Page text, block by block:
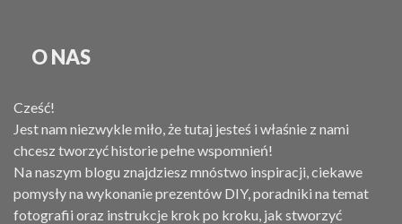
O NAS
Cześć!
Jest nam niezwykle miło, że tutaj jesteś i właśnie z nami
chcesz tworzyć historie pełne wspomnień!
Na naszym blogu znajdziesz mnóstwo inspiracji, ciekawe
pomysły na wykonanie prezentów DIY, poradniki na temat
fotografii oraz instrukcje krok po kroku, jak stworzyć